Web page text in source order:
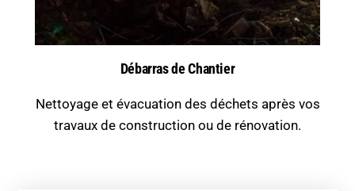
Débarras de Chantier
Nettoyage et évacuation des déchets après vos
travaux de construction ou de rénovation.